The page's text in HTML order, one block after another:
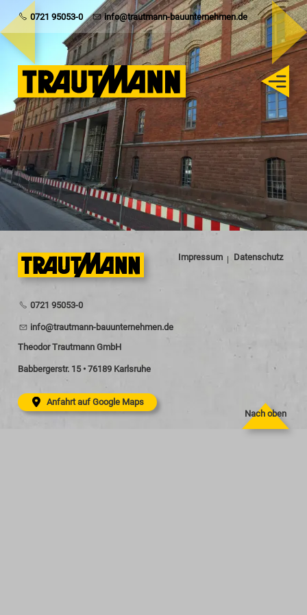
0721 95053-0 info@trautmann-bauunternehmen.de
Trautmann
Rohbau
Schlüsselfertig
Sanierung
Karriere
0721 95053-0
nf tr tm nn-b nt rn hm n d
Theodor Trautmann GmbH
Babbergerstr. 15 • 76189 Karlsruhe
Anfahrt auf Google Maps
Impressum Datenschutz
Nach oben